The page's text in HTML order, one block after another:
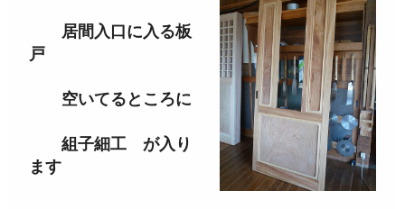
居間入口に入る板
戸
空いてるところに
組子細工 が入り
ます